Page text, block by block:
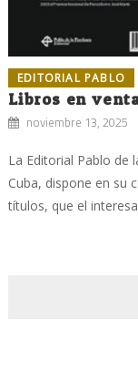
EDITORIAL PABLO
Libros en
noviembre 13, 2025
La Editorial Pablo de
Cuba, dispone en su
títulos, que el